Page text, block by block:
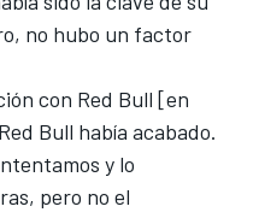
no hubo un factor
con Red Bull [en
Bull había acabado.
y lo
pero no el